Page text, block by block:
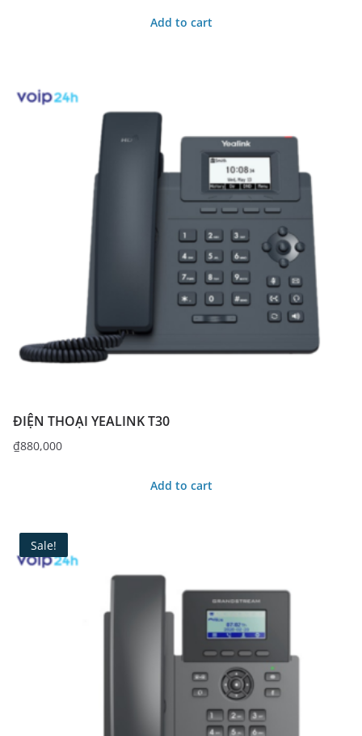
Add to cart
ĐIỆN THOẠI YEALINK T30
₫880,000
Add to cart
Sale!